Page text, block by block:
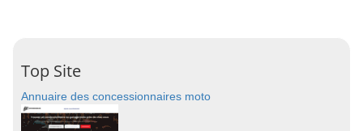
Top Site
Annuaire des concessionnaires moto